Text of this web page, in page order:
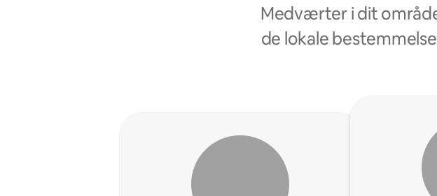
Medværter i dit
de lokale